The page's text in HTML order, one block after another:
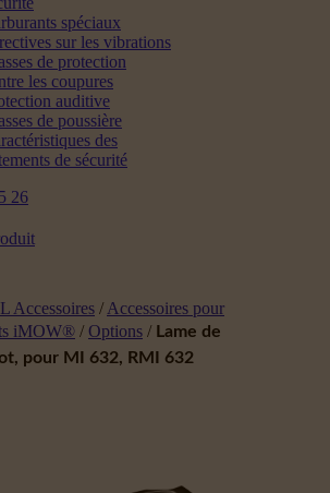
spéciaux
sur les vibrations
de protection
les coupures
auditive
de poussière
des
de sécurité
26
Accessoires / Accessoires pour
iMOW® / Options / Lame de
pour MI 632, RMI 632